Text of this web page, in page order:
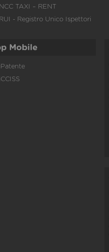
NCC TAXI – RENT
RUI - Registro Unico Ispettori
Mobile
iPatente
iCCISS